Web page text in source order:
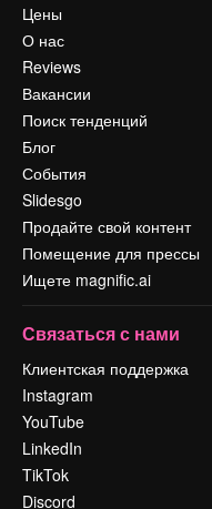
Цены
О нас
Reviews
Вакансии
Поиск тенденций
Блог
События
Slidesgo
Продайте свой контент
Помещение для прессы
Ищете magnific.ai
Связаться с нами
Клиентская поддержка
Instagram
YouTube
LinkedIn
TikTok
Discord